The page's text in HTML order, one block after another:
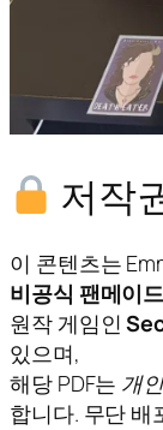
저작
이 콘텐츠는
비공식 팬메이
원작 게임인
있으며,
해당 PDF는 개
합니다. 무단 배